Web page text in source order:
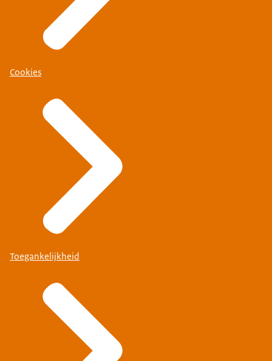
Cookies
Toegankelijkheid